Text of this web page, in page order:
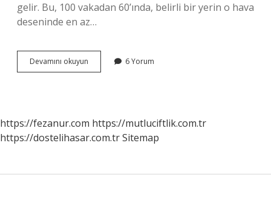
gelir. Bu, 100 vakadan 60’ında, belirli bir yerin o hava
deseninde en az…
Devamını okuyun
Yağmur
6 Yorum
https://fezanur.com https://mutluciftlik.com.tr
https://dostelihasar.com.trSitemap